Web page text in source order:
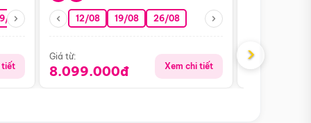
08 22/08 26/08 05/09 09/09
tiết
12/08 19/08 26/08
Giá từ:
8.099.000đ Xem chi tiết
Giá từ:
›